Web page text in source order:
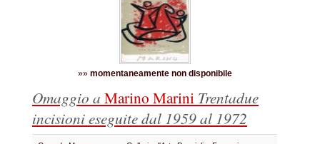
»» momentaneamente non disponibile
Omaggio a Marino Marini Trentadue
incisioni eseguite dal 1959 al 1972